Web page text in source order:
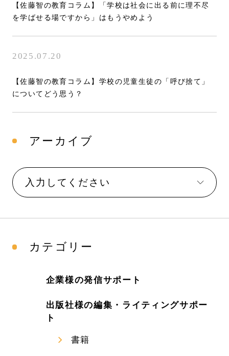
【佐藤智の教育コラム】「学校は社会に出る前に理不尽
を学ばせる場ですから」はもうやめよう
2025.07.20
【佐藤智の教育コラム】学校の児童生徒の「呼び捨て」
についてどう思う？
アーカイブ
カテゴリー
企業様の発信サポート
出版社様の編集・ライティングサポー
ト
書籍